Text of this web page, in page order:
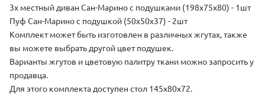
3х местный диван Сан-Марино с подушками (198х75х80) - 1шт
Пуф Сан-Марино с подушкой (50х50х37) - 2шт
Комплект может быть изготовлен в различных жгутах, также
вы можете выбрать другой цвет подушек.
Варианты жгутов и цветовую палитру ткани можно запросить у
продавца.
Для этого комплекта доступен стол 145х80х72.